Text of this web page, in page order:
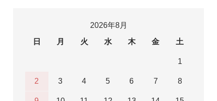
2026年8月
日
月 火 水 木 金 土
1
2 3 4 5 6 7 8